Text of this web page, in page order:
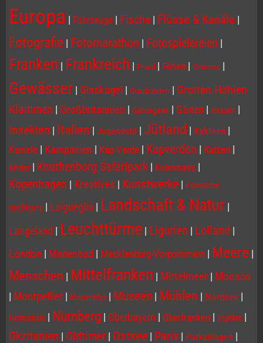
Europa | Fahrzeuge | Fische | Flüsse & Kanäle |
Fotografie | Fotomarathon | Fotospielereien |
Franken | Frankreich | Friaul | Fünen | Gemona |
Gewässer | Glaskugel | Graubünden | Grotten Höhlen
Klammen | Großbritannien | Gänsegeier | Gärten | Hessen |
Insekten | Italien | Jugendstil | Jütland | Kakteen |
Kamele | Kampanien | Kap Verde | Kapverden | Katzen |
Kinder | Knuthenborg Safaripark | Kolonnade |
Kopenhagen | Kreatives | Kunstwerke | Künstliche
Intelliganz | Laigueglia | Landschaft & Natur |
Langeland | Leuchttürme | Ligurien | Lolland |
London | Marienbad | Mecklenburg-Vorpommern | Meere |
Menschen | Mittelfranken | Mittelmeer | Monaco
| Montpellier | Motorräder | Museen | Mühlen | Nordsee |
Normandie | Nürnberg | Oberbayern | Oberfranken | Objekte |
Okzitanien | Oldtimer | Ostsee | Paris | Parkanlagen |